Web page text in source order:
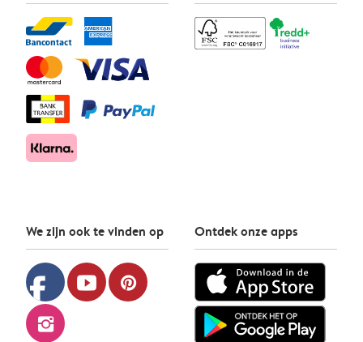
We zijn ook te vinden op
facebook youtube pinterest
instagram
Ontdek onze apps